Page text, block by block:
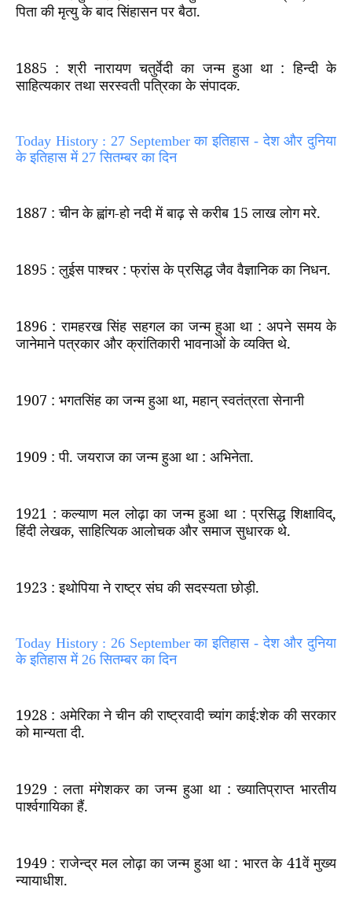
पिता की मृत्यु के बाद सिंहासन पर बैठा.
1885 :श्री नारायण चतुर्वेदी का जन्म हुआ था : हिन्दी के
साहित्यकार तथा सरस्वती पत्रिका के संपादक.
Today History : 27 September का इतिहास - देश और दुनिया
के इतिहास में 27 सितम्बर का दिन
1887 :चीन के ह्वांग-हो नदी में बाढ़ से करीब 15 लाख लोग मरे.
1895 :लुईस पाश्चर : फ्रांस के प्रसिद्ध जैव वैज्ञानिक का निधन.
1896 :रामहरख सिंह सहगल का जन्म हुआ था : अपने समय के
जानेमाने पत्रकार और क्रांतिकारी भावनाओं के व्यक्ति थे.
1907 : भगतसिंह का जन्म हुआ था,महान् स्वतंत्रता सेनानी
1909 :पी. जयराज का जन्म हुआ था : अभिनेता.
1921 :कल्याण मल लोढ़ा का जन्म हुआ था : प्रसिद्ध शिक्षाविद्,
हिंदी लेखक,साहित्यिक आलोचक और समाज सुधारक थे.
1923 :इथोपिया ने राष्ट्र संघ की सदस्यता छोड़ी.
Today History : 26 September का इतिहास - देश और दुनिया
के इतिहास में 26 सितम्बर का दिन
1928 : अमेरिका ने चीन की राष्ट्रवादी च्यांग काई:शेक की सरकार
को मान्यता दी.
1929 :लता मंगेशकर का जन्म हुआ था : ख्यातिप्राप्त भारतीय
पार्श्वगायिका हैं.
1949 :राजेन्द्र मल लोढ़ा का जन्म हुआ था : भारत के 41वें मुख्य
न्यायाधीश.